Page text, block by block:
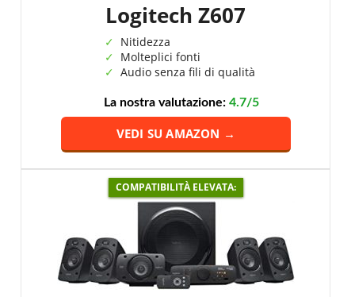
Logitech Z607
Nitidezza
Molteplici fonti
Audio senza fili di qualità
La nostra valutazione: 4.7/5
VEDI SU AMAZON →
COMPATIBILITÀ ELEVATA: